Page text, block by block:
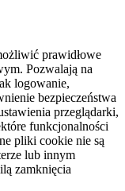
prawidłowe
Pozwalają na
logowanie,
bezpieczeństwa
przeglądarki,
funkcjonalności
pliki cookie nie są
lub innym
zamknięcia